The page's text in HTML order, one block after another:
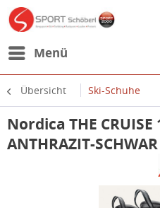
Menü
Übersicht Ski-Schuhe
Nordica THE CRUISE
ANTHRAZIT-SCHWAR